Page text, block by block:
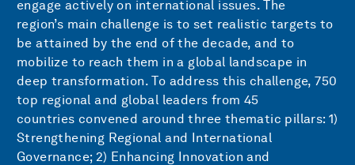
engage actively on international issues. The
region’s main challenge is to set realistic targets to
be attained by the end of the decade, and to
mobilize to reach them in a global landscape in
deep transformation. To address this challenge, 750
top regional and global leaders from 45
countries convened around three thematic pillars: 1)
Strengthening Regional and International
Governance; 2) Enhancing Innovation and